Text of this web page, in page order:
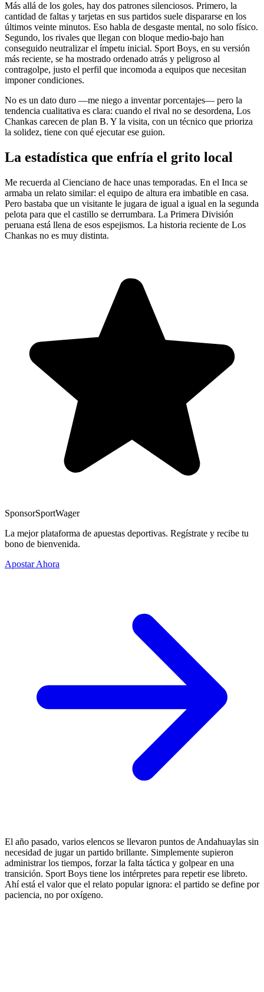
Más allá de los goles, hay dos patrones silenciosos. Primero, la
cantidad de faltas y tarjetas en sus partidos suele dispararse en los
últimos veinte minutos. Eso habla de desgaste mental, no solo físico.
Segundo, los rivales que llegan con bloque medio-bajo han
conseguido neutralizar el ímpetu inicial. Sport Boys, en su versión
más reciente, se ha mostrado ordenado atrás y peligroso al
contragolpe, justo el perfil que incomoda a equipos que necesitan
imponer condiciones.
No es un dato duro —me niego a inventar porcentajes— pero la
tendencia cualitativa es clara: cuando el rival no se desordena, Los
Chankas carecen de plan B. Y la visita, con un técnico que prioriza
la solidez, tiene con qué ejecutar ese guion.
La estadística que enfría el grito local
Me recuerda al Cienciano de hace unas temporadas. En el Inca se
armaba un relato similar: el equipo de altura era imbatible en casa.
Pero bastaba que un visitante le jugara de igual a igual en la segunda
pelota para que el castillo se derrumbara. La Primera División
peruana está llena de esos espejismos. La historia reciente de Los
Chankas no es muy distinta.
SponsorSportWager
La mejor plataforma de apuestas deportivas. Regístrate y recibe tu
bono de bienvenida.
Apostar Ahora
El año pasado, varios elencos se llevaron puntos de Andahuaylas sin
necesidad de jugar un partido brillante. Simplemente supieron
administrar los tiempos, forzar la falta táctica y golpear en una
transición. Sport Boys tiene los intérpretes para repetir ese libreto.
Ahí está el valor que el relato popular ignora: el partido se define por
paciencia, no por oxígeno.